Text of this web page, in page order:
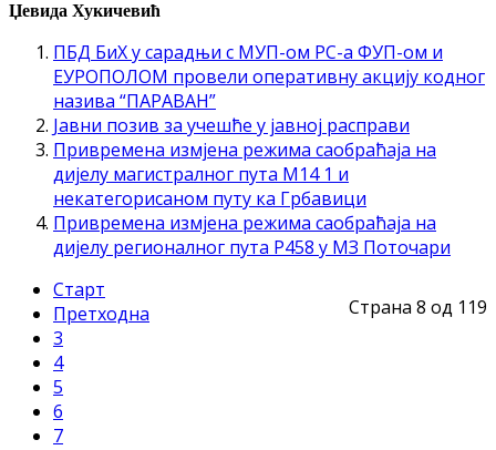
Џевида Хукичевић
ПБД БиХ у сарадњи с МУП-ом РС-а ФУП-ом и
ЕУРОПОЛОМ провели оперативну акцију кодног
назива “ПАРАВАН”
Јавни позив за учешће у јавној расправи
Привремена измјена режима саобраћаја на
дијелу магистралног пута М14 1 и
некатегорисаном путу ка Грбавици
Привремена измјена режима саобраћаја на
дијелу регионалног пута Р458 у МЗ Поточари
Страна 8 од 119
Старт
Претходна
3
4
5
6
7